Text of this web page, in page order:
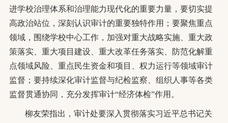
进学校治理体系和治理能力现代化的重要力量，要切实提
高政治站位，深刻认识审计的重要独特作用；要聚焦重点
领域，围绕学校中心工作，加强对重大战略实施、重大政
策落实、重大项目建设、重大改革任务落实、防范化解重
点领域风险、重点民生资金和项目、权力运行等领域审计
监督；要持续深化审计监督与纪检监察、组织人事等各类
监督贯通协同， 充分发挥审计“经济体检”作用。
柳友荣指出，审计处要深入贯彻落实习近平总书记关